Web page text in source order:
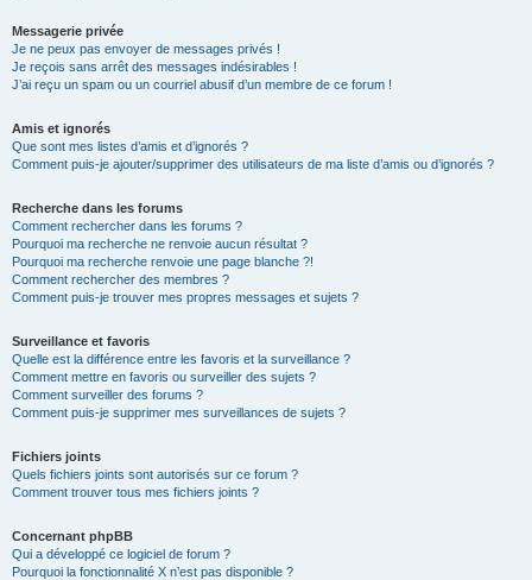
Messagerie privée
Je ne peux pas envoyer de messages privés !
Je reçois sans arrêt des messages indésirables !
J’ai reçu un spam ou un courriel abusif d’un membre de ce forum !
Amis et ignorés
Que sont mes listes d’amis et d’ignorés ?
Comment puis-je ajouter/supprimer des utilisateurs de ma liste d’amis ou d’ignorés ?
Recherche dans les forums
Comment rechercher dans les forums ?
Pourquoi ma recherche ne renvoie aucun résultat ?
Pourquoi ma recherche renvoie une page blanche ?!
Comment rechercher des membres ?
Comment puis-je trouver mes propres messages et sujets ?
Surveillance et favoris
Quelle est la différence entre les favoris et la surveillance ?
Comment mettre en favoris ou surveiller des sujets ?
Comment surveiller des forums ?
Comment puis-je supprimer mes surveillances de sujets ?
Fichiers joints
Quels fichiers joints sont autorisés sur ce forum ?
Comment trouver tous mes fichiers joints ?
Concernant phpBB
Qui a développé ce logiciel de forum ?
Pourquoi la fonctionnalité X n’est pas disponible ?